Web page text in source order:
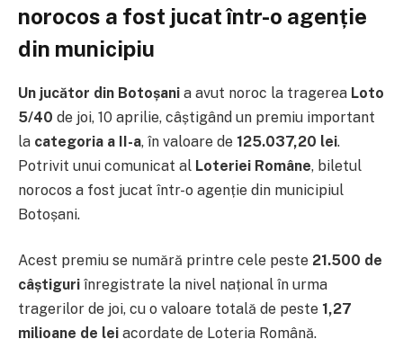
norocos a fost jucat într-o agenție
din municipiu
Un jucător din Botoșani a avut noroc la tragerea Loto
5/40 de joi, 10 aprilie, câștigând un premiu important
la categoria a II-a, în valoare de 125.037,20 lei.
Potrivit unui comunicat al Loteriei Române, biletul
norocos a fost jucat într-o agenție din municipiul
Botoșani.
Acest premiu se numără printre cele peste 21.500 de
câștiguri înregistrate la nivel național în urma
tragerilor de joi, cu o valoare totală de peste 1,27
milioane de lei acordate de Loteria Română.